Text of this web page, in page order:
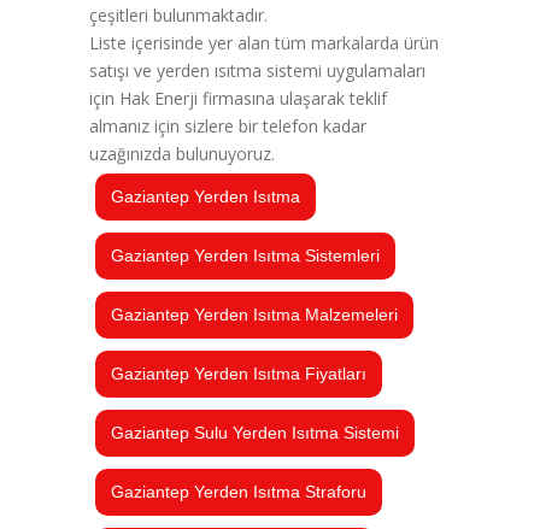
çeşitleri bulunmaktadır.
Liste içerisinde yer alan tüm markalarda ürün
satışı ve yerden ısıtma sistemi uygulamaları
için Hak Enerji firmasına ulaşarak teklif
almanız için sizlere bir telefon kadar
uzağınızda bulunuyoruz.
Gaziantep Yerden Isıtma
Gaziantep Yerden Isıtma Sistemleri
Gaziantep Yerden Isıtma Malzemeleri
Gaziantep Yerden Isıtma Fiyatları
Gaziantep Sulu Yerden Isıtma Sistemi
Gaziantep Yerden Isıtma Straforu